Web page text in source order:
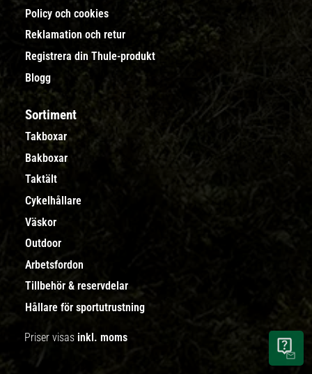
Policy och cookies
Reklamation och retur
Registrera din Thule-produkt
Blogg
Sortiment
Takboxar
Bakboxar
Taktält
Cykelhållare
Väskor
Outdoor
Arbetsfordon
Tillbehör & reservdelar
Hållare för sportutrustning
Priser visas inkl. moms